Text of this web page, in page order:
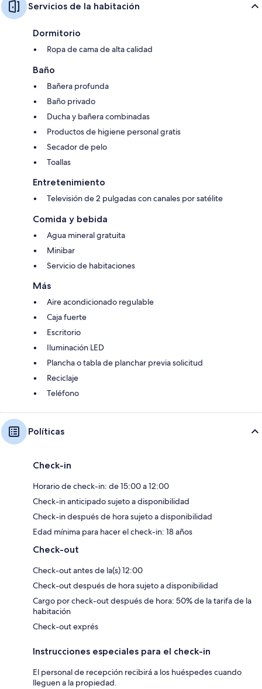
Servicios de la habitación
Dormitorio
Ropa de cama de alta calidad
Baño
Bañera profunda
Baño privado
Ducha y bañera combinadas
Productos de higiene personal gratis
Secador de pelo
Toallas
Entretenimiento
Televisión de 2 pulgadas con canales por satélite
Comida y bebida
Agua mineral gratuita
Minibar
Servicio de habitaciones
Más
Aire acondicionado regulable
Caja fuerte
Escritorio
Iluminación LED
Plancha o tabla de planchar previa solicitud
Reciclaje
Teléfono
Políticas
Check-in
Horario de check-in: de 15:00 a 12:00
Check-in anticipado sujeto a disponibilidad
Check-in después de hora sujeto a disponibilidad
Edad mínima para hacer el check-in: 18 años
Check-out
Check-out antes de la(s) 12:00
Check-out después de hora sujeto a disponibilidad
Cargo por check-out después de hora: 50% de la tarifa de la
habitación
Check-out exprés
Instrucciones especiales para el check-in
El personal de recepción recibirá a los huéspedes cuando
lleguen a la propiedad.